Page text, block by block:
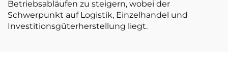
Betriebsabläufen zu steigern, wobei der
Schwerpunkt auf Logistik, Einzelhandel und
Investitionsgüterherstellung liegt.